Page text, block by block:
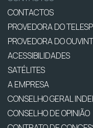
CONTACTOS
PROVEDORA DO
PROVEDORA DO
ACESSIBILIDADES
SATÉLITES
A EMPRESA
CONSELHO GERAL
CONSELHO DE OPINIÃO